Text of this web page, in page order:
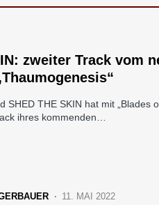
zweiter Track vom
SHED THE SKIN hat mit „Blades
ihres kommenden…
11. MAI 2022